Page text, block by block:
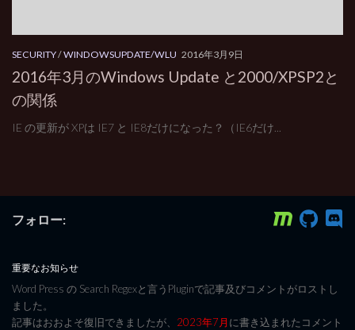
SECURITY/WINDOWSUPDATE/WLU 2016年3月9日
2016年3月のWindows Update と2000/XPSP2と
の関係
IE の更新が XPは IE7 と IE8だけになった？（IE6だけ...
フォロー:
重要なお知らせ
Word Press の Search Regexと言うPluginで記事及びコメントがロストし
ました。
記事はおおよそ復旧できましたが、 2023年7月に書き込まれたコメント